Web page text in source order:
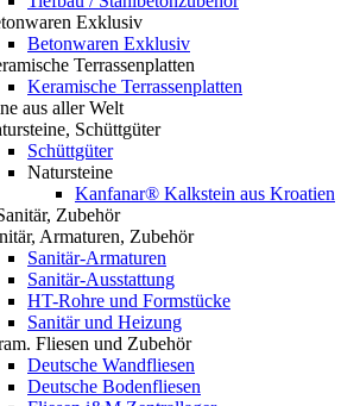
Exklusiv
Betonwaren Exklusiv
Terrassenplatten
Keramische Terrassenplatten
aus aller Welt
Schüttgüter
Schüttgüter
Natursteine
Kanfanar® Kalkstein aus Kroatien
Zubehör
Armaturen, Zubehör
Sanitär-Armaturen
Sanitär-Ausstattung
HT-Rohre und Formstücke
Sanitär und Heizung
Fliesen und Zubehör
Deutsche Wandfliesen
Deutsche Bodenfliesen